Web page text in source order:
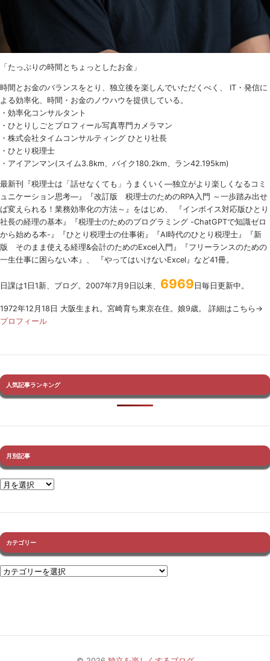
「たっぷりの時間とちょっとしたお金」
時間とお金のバランスをとり、独立後を楽しんでいただくべく、 IT・発信に
よる効率化、時間・お金のノウハウを提供している。
・効率化コンサルタント
・ひとりしごとプロフィール写真専門カメラマン
・株式会社タイムコンサルティング ひとり社長
・ひとり税理士
・アイアンマン(スイム3.8km、バイク180.2km、ラン42.195km)
最新刊『税理士は「話せなくても」うまくいく ―独立がより楽しくなるコミ
ュニケーション思考―』『改訂版 税理士のためのRPA 入門 ～一歩踏み出せ
ば変えられる！業務効率化の方法～』をはじめ、 『インボイス対応版ひとり
社長の経理の基本』『税理士のためのプログラミング -ChatGPTで知識ゼロ
から始める本-』『ひとり税理士の仕事術』『AI時代のひとり税理士』『新
版 そのまま使える経理&会計のためのExcel入門』『フリーランスのための
一生仕事に困らない本』、 『やってはいけないExcel』など41冊。
日課は1日1新、ブログ。2007年7月9日以来、 6969 日毎日更新中。
1972年12月18日 大阪生まれ。宮崎育ち東京在住。娘9歳。 詳細はこちら→
プロフィール
人気記事ランキング
月別記事
カテゴリー